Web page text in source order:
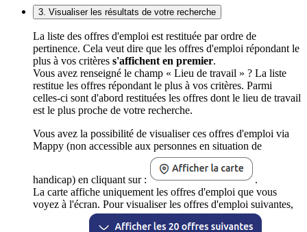
3. Visualiser les résultats de votre recherche
La liste des offres d'emploi est restituée par ordre de
pertinence. Cela veut dire que les offres d'emploi répondant le
plus à vos critères s'affichent en premier.
Vous avez renseigné le champ « Lieu de travail » ? La liste
restitue les offres répondant le plus à vos critères. Parmi
celles-ci sont d'abord restituées les offres dont le lieu de travail
est le plus proche de votre recherche.
Vous avez la possibilité de visualiser ces offres d'emploi via
Mappy (non accessible aux personnes en situation de
handicap) en cliquant sur :
.
La carte affiche uniquement les offres d'emploi que vous
voyez à l'écran. Pour visualiser les offres d'emploi suivantes,